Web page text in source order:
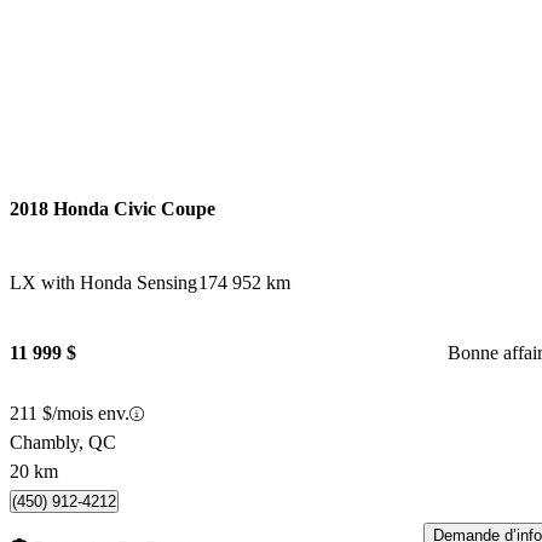
2018 Honda Civic Coupe
LX with Honda Sensing174 952 km
11 999 $ Bonne
211 $/mois env.
Chambly, QC
20 km
(450) 912-4212
Demande d’info